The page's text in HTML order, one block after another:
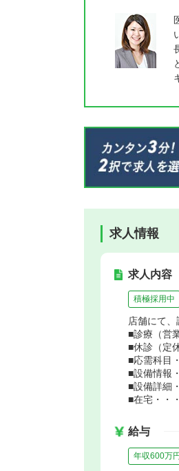
求人情報
求人内容
積極採用中
店舗にて
■診療（営
■休診（定
■応需科目
■設備情報
■設備詳細
■在宅・・
給与
年収600万